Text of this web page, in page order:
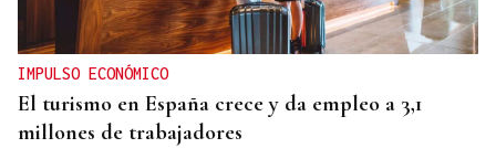
IMPULSO ECONÓMICO
El turismo en España crece y da empleo a 3,1
millones de trabajadores